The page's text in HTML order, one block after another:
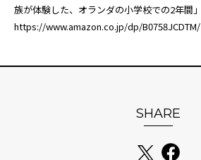
族が体験した、オランダの小学校での2年間」
https://www.amazon.co.jp/dp/B0758JCDTM/
SHARE